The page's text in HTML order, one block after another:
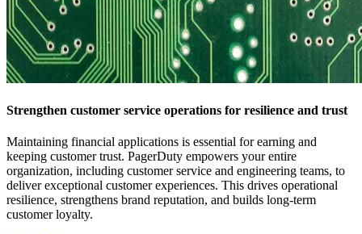
Strengthen customer service operations for resilience and trust
Maintaining financial applications is essential for earning and
keeping customer trust. PagerDuty empowers your entire
organization, including customer service and engineering teams, to
deliver exceptional customer experiences. This drives operational
resilience, strengthens brand reputation, and builds long-term
customer loyalty.